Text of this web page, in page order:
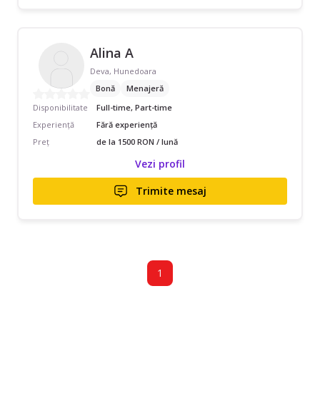
Alina A
Deva, Hunedoara
Bonă
Menajeră
Disponibilitate
Full-time, Part-time
Experiență
Fără experiență
Preț
de la 1500 RON / lună
Vezi profil
Trimite mesaj
1